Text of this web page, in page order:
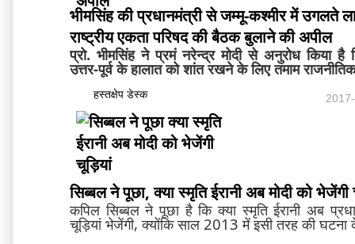
भीमसिंह की प्रधानमंत्री से जम्मू-कश्मीर में उगलते
राष्ट्रीय एकता परिषद की बैठक बुलाने की अपील
प्रो. भीमसिंह ने प्रमं नरेन्द्र मोदी से अनुरोध किया
उत्तर-पूर्व के हालात को शांत रखने के लिए तमाम
हस्तक्षेप डेस्क
सिब्बल ने पूछा, क्या स्मृति ईरानी अब मोदी को भेजेंगी
कपिल सिब्बल ने पूछा है कि क्या स्मृति ईरानी अब
चूड़ियां भेजेंगी, क्योंकि साल 2013 में इसी तरह की